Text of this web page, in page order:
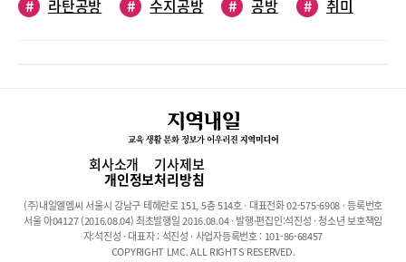
는 즐거움이 가득하다. ‘모멘트’의 공방지기 역시 처음에는 집에서
심이라는 기다란 나무줄기를 사용해서 만든다. 재질과 굵기에 따라
환심의 종류도 다양하다. 환심을 물에 1~2분 정도 적셔두면 쉽게 구
부러지기 때문에 원하는 모양이면 뭐든지 만들 수 있다. 커피나 천
연염료로 염색이 가능해서 색을 입힐 수도 있다. 환심과 가위, 송곳,
무궁무진해서 컵받침이나 컵홀더, 거울, 바구니, 리스 뿐만 아니라
전등갓, 휴지케이스, 피크닉바구니 등 무엇이든 만들 수 있다. 또한
가죽이나 금속 등 다른 소재가 덧붙여지면 더욱 고급스럽고 근사한
#
라탄공방 # 수지공방 # 공방 # 취미
회사소개 기사제보
개인정보처리방침
(주)내일엘엠씨 서울시 강남구 테헤란로 151, 5층 514호 · 대표전화 02-575-6908 · 등록번호
서울 아04127 (2016.08.04) 최초발행일 2016.08.04 · 발행·편집인:석진성 · 청소년 보호책임
자:석진성 · 대표자 : 석진성 · 사업자등록번호 : 101-86-68457
COPYRIGHT LMC. ALL RIGHTS RESERVED.